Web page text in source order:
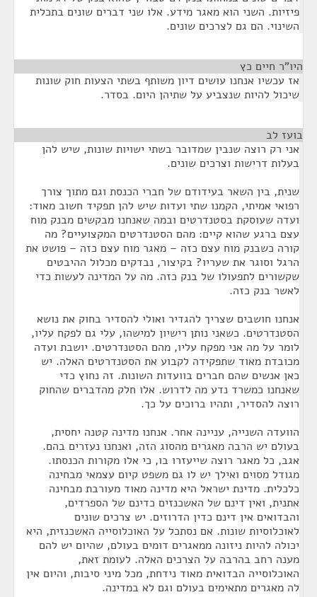
פיזיות. השני הוא מאגר מידע. אלו שני דברים שונים בתכלית
השינוי. הם גם לצרכים שונים.
היו"ר חיים כץ
אז עכשיו אנחנו עושים דיון משותף בשתי הצעות חוק שונות
שיכול להיות שנצביע על שתיהן היום. בסדר.
בועז לב
אני רק רוצה שנבין שמדובר בשתי ישויות שונות, שיש להן
בעלות דרישות וצרכים שונים.
שנית, בין השאר בעידודם של חברי הכנסת וגם מתוך צורך
רפואי אמיתי, הקמנו שתי ועדות שיש להן תפקיד חשוב מאוד:
ועדה שעוסקת בסטנדרטים ובמה שאנחנו מבקשים מבנק מוח
עצם ברגע שהוא קיים: מהם הסטנדרטים המקצועיים? מה
קורה כשבנק מוח עצם כזה – מאגר מוח עצם כזה – פושט את
הרגל וסוגר את שעריו? בקיצור, נבדקים מכלול ההיבטים
שקשורים לתפעולו של בנק כזה. מה על המדינה לעשות כדי
לאשר בנק כזה.
אנחנו חושבים שצריך להגדיר ואולי להסדיר בחוק את נושא
הסטנדרטים. כשאני נותן רישיון למישהו, עלי גם לפקח עליו,
לומר על מה אני מפקח עליו, מהם הסטנדרטים. יושבת ועדה
מכובדת מאוד שתפקידה לקבוע את הסטנדרטים האלה. יש
כאן אנשים שהם חברים בוועדות השונות. זה נחוץ כדי
שאנחנו כמשרד נדע מה לדרוש. אלו חלק מהדברים שהחוק
רוצה להסדיר, ותהיו ברוכים על כך.
הוועדה השנייה, עניינה אחר. אנחנו מדינה קטנה יחסית,
בעולם יש הרבה מאגרים מהסוג הזה, ואנחנו נעזרים בהם.
אגב, כל מאגר רוצה שייעזרו בו, כי אלו מקורות הכנסתו.
מגודל מסוים ואילך יש לו גם משפט קיום עצמאי מבחינה
כלכלית. מדינת ישראל היא מדינה מאוד מעורבת מבחינה
אתנית, ואין דינם של האשכנזים כדינם של הספרדים,
והבדואים אין דינם כדין הדרוזים. יש צרכים שונים
לאוכלוסיות שונות. אם נסתכל על האוכלוסייה האשכנזית, היא
יכולה להיות ניזונה ממאגרים דומים בעולם, שהיום יש להם
מענה רחב בהרבה על הצרכים האלה. לעומת זאת,
האוכלוסייה הבדואית מאוד נידחת, מכל מיני סיבות, והיום אין
לה מאגרים מתאימים בעולם וגם לא במדינה.